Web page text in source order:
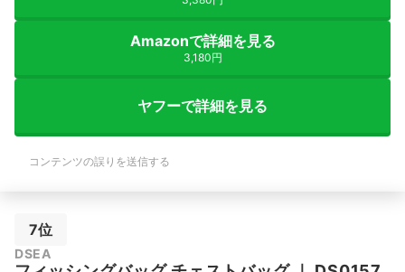
Amazonで詳細を見る
3,180円
ヤフーで詳細を見る
コンテンツの誤りを送信する
7位
DSEA